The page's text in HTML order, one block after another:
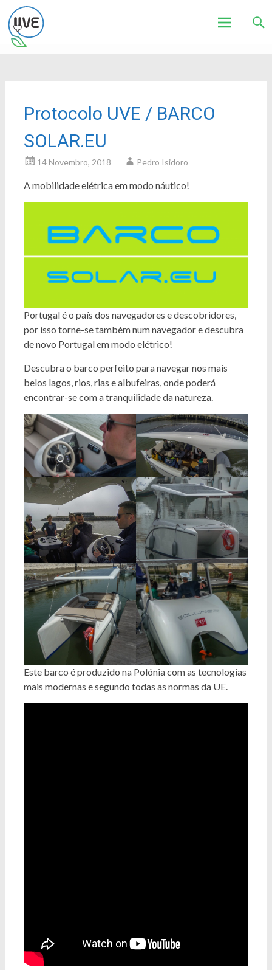
Protocolo UVE / BARCO
SOLAR.EU
14 Novembro, 2018 Pedro Isidoro
A mobilidade elétrica em modo náutico!
Portugal é o país dos navegadores e descobridores,
por isso torne-se também num navegador e descubra
de novo Portugal em modo elétrico!
Descubra o barco perfeito para navegar nos mais
belos lagos, rios, rias e albufeiras, onde poderá
encontrar-se com a tranquilidade da natureza.
Este barco é produzido na Polónia com as tecnologias
mais modernas e segundo todas as normas da UE.